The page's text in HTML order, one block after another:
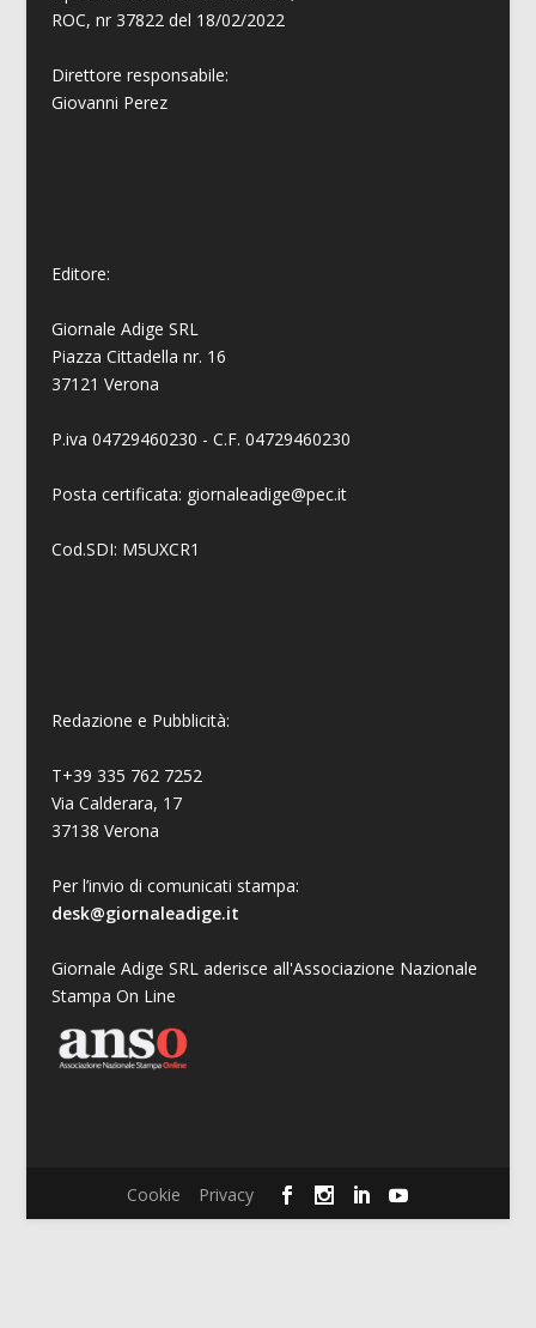
ROC, nr 37822 del 18/02/2022
Direttore responsabile:
Giovanni Perez
Editore:
Giornale Adige SRL
Piazza Cittadella nr. 16
37121 Verona
P.iva 04729460230 - C.F. 04729460230
Posta certificata: giornaleadige@pec.it
Cod.SDI: M5UXCR1
Redazione e Pubblicità:
T+39 335 762 7252
Via Calderara, 17
37138 Verona
Per l’invio di comunicati stampa:
desk@giornaleadige.it
Giornale Adige SRL aderisce all'Associazione Nazionale
Stampa On Line
Cookie Privacy